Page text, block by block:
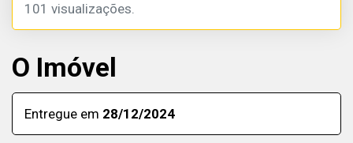
101 visualizações.
O Imóvel
Entregue em 28/12/2024